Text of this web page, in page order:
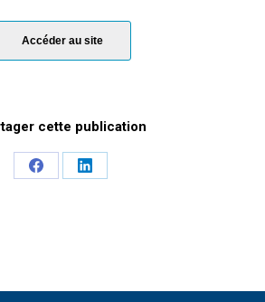
Accéder au site
Share
Share